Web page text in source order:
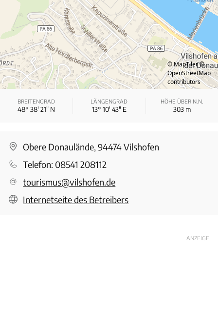
© MapTiler©
OpenStreetMap
contributors
BREITENGRAD
48° 38′ 21″ N
LÄNGENGRAD
13° 10′ 43″ E
HÖHE ÜBER N.N.
303m
Obere Donaulände, 94474 Vilshofen
Telefon: 08541 208112
tourismus@vilshofen.de
Internetseite des Betreibers
ANZEIGE